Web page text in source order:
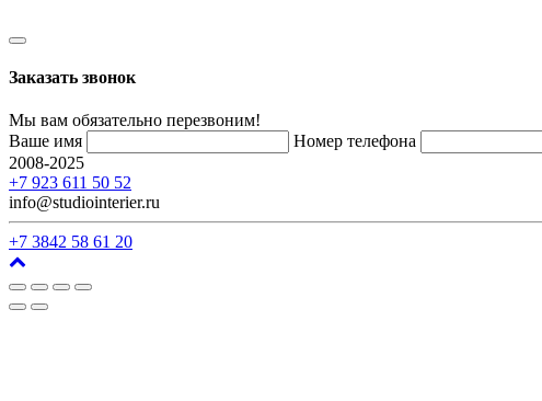
Заказать звонок
Мы вам обязательно перезвоним!
Ваше имя
Номер телефона
2008-2025
+7 923 611 50 52
info@studiointerier.ru
+7 3842 58 61 20